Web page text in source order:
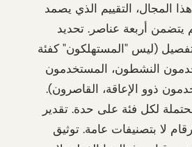
المجال، التقييم الذي يصمد
أربعة عناصر. تحديد
(ليس "المستهلكون" كفئة
النشطون، المستخدمون
ذوو الإعاقة، القاصرون).
لكل فئة على حدة. تقدير
لا بتصنيفات عامة. توثيق